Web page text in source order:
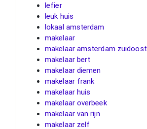
lefier
leuk huis
lokaal amsterdam
makelaar
makelaar amsterdam zuidoost
makelaar bert
makelaar diemen
makelaar frank
makelaar huis
makelaar overbeek
makelaar van rijn
makelaar zelf